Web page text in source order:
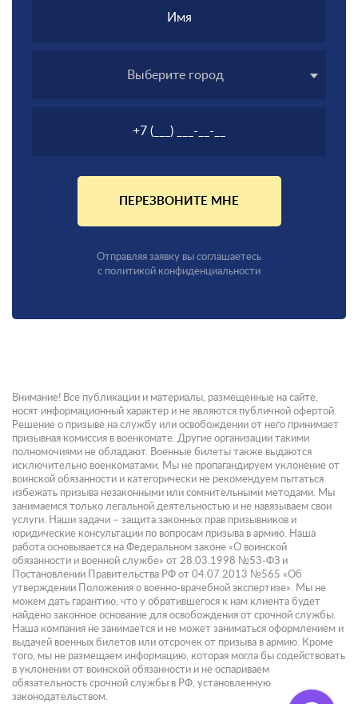
Выберите город
ПЕРЕЗВОНИТЕ МНЕ
Отправляя заявку вы соглашаетесь
с политикой конфиденциальности
Внимание! Все публикации и материалы, размещенные на сайте,
носят информационный характер и не являются публичной офертой.
Решение о призыве на службу или освобождении от него принимает
призывная комиссия в военкомате. Другие организации такими
полномочиями не обладают. Военные билеты также выдаются
исключительно военкоматами. Мы не пропагандируем уклонение от
воинской обязанности и категорически не рекомендуем пытаться
избежать призыва незаконными или сомнительными методами. Мы
занимаемся только легальной деятельностью и не навязываем свои
услуги. Наши задачи – защита законных прав призывников и
юридические консультации по вопросам призыва в армию. Наша
работа основывается на Федеральном законе «О воинской
обязанности и военной службе» от 28.03.1998 №53-ФЗ и
Постановлении Правительства РФ от 04.07.2013 №565 «Об
утверждении Положения о военно-врачебной экспертизе». Мы не
можем дать гарантию, что у обратившегося к нам клиента будет
найдено законное основание для освобождения от срочной службы.
Наша компания не занимается и не может заниматься оформлением и
выдачей военных билетов или отсрочек от призыва в армию. Кроме
того, мы не размещаем информацию, которая могла бы содействовать
в уклонении от воинской обязанности и не оспариваем
обязательность срочной службы в РФ, установленную
законодательством.